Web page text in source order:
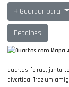
Guardar para
Detalhes
quartas-feiras, junta-
divertida. Traz um